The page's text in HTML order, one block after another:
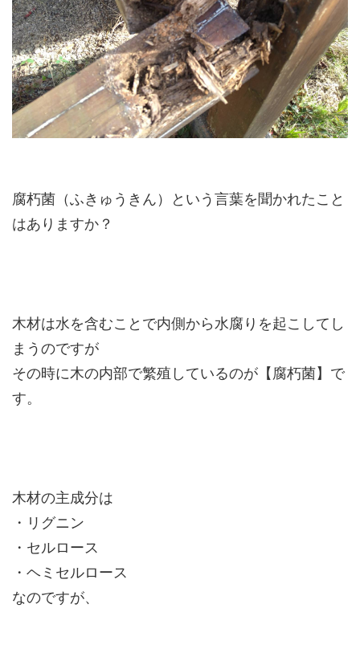
腐朽菌（ふきゅうきん）という言葉を聞かれたこと
はありますか？
木材は水を含むことで内側から水腐りを起こしてし
まうのですが
その時に木の内部で繁殖しているのが【腐朽菌】で
す。
木材の主成分は
・リグニン
・セルロース
・ヘミセルロース
なのですが、